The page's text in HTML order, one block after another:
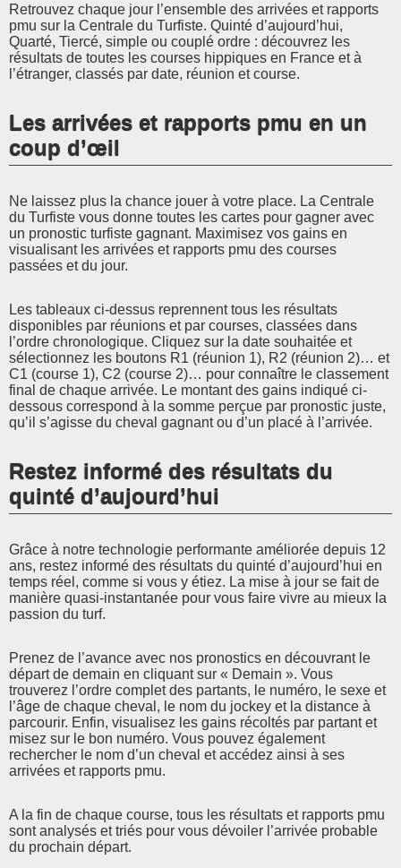
Retrouvez chaque jour l’ensemble des arrivées et rapports
pmu sur la Centrale du Turfiste. Quinté d’aujourd’hui,
Quarté, Tiercé, simple ou couplé ordre : découvrez les
résultats de toutes les courses hippiques en France et à
l’étranger, classés par date, réunion et course.
Les arrivées et rapports pmu en un
coup d’œil
Ne laissez plus la chance jouer à votre place. La Centrale
du Turfiste vous donne toutes les cartes pour gagner avec
un pronostic turfiste gagnant. Maximisez vos gains en
visualisant les arrivées et rapports pmu des courses
passées et du jour.
Les tableaux ci-dessus reprennent tous les résultats
disponibles par réunions et par courses, classées dans
l’ordre chronologique. Cliquez sur la date souhaitée et
sélectionnez les boutons R1 (réunion 1), R2 (réunion 2)… et
C1 (course 1), C2 (course 2)… pour connaître le classement
final de chaque arrivée. Le montant des gains indiqué ci-
dessous correspond à la somme perçue par pronostic juste,
qu’il s’agisse du cheval gagnant ou d’un placé à l’arrivée.
Restez informé des résultats du
quinté d’aujourd’hui
Grâce à notre technologie performante améliorée depuis 12
ans, restez informé des résultats du quinté d’aujourd’hui en
temps réel, comme si vous y étiez. La mise à jour se fait de
manière quasi-instantanée pour vous faire vivre au mieux la
passion du turf.
Prenez de l’avance avec nos pronostics en découvrant le
départ de demain en cliquant sur « Demain ». Vous
trouverez l’ordre complet des partants, le numéro, le sexe et
l’âge de chaque cheval, le nom du jockey et la distance à
parcourir. Enfin, visualisez les gains récoltés par partant et
misez sur le bon numéro. Vous pouvez également
rechercher le nom d’un cheval et accédez ainsi à ses
arrivées et rapports pmu.
A la fin de chaque course, tous les résultats et rapports pmu
sont analysés et triés pour vous dévoiler l’arrivée probable
du prochain départ.